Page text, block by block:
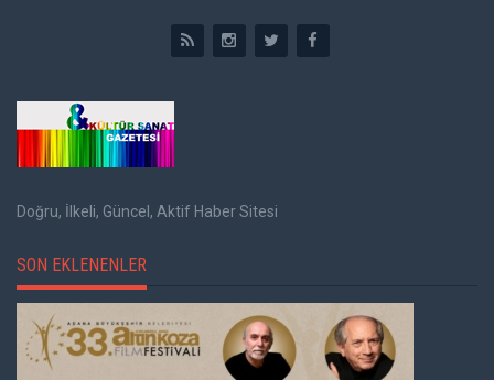
Doğru, İlkeli, Güncel, Aktif Haber Sitesi
SON EKLENENLER